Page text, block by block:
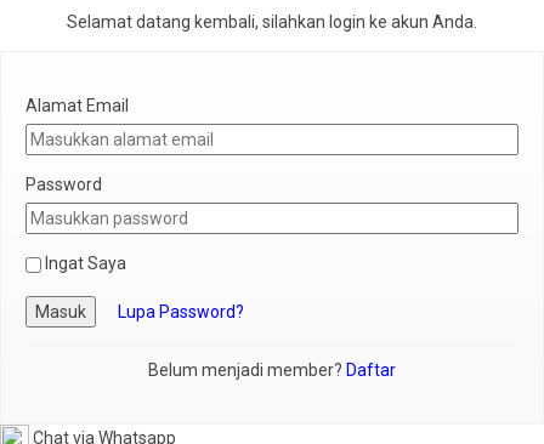
Selamat datang kembali, silahkan login ke akun Anda.
Alamat Email
Password
Ingat Saya
Masuk Lupa Password?
Belum menjadi member? Daftar
Chat via Whatsapp